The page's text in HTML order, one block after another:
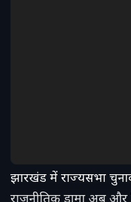
झारखंड में राज्यसभा